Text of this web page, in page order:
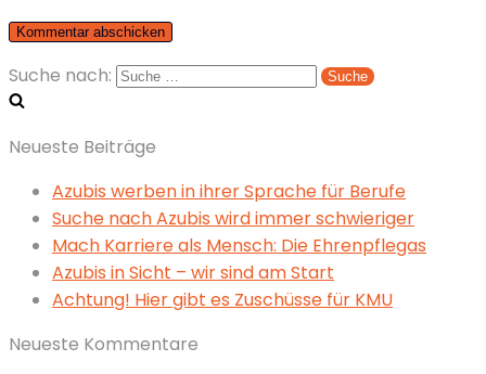
Suche nach:
Neueste Beiträge
Azubis werben in ihrer Sprache für Berufe
Suche nach Azubis wird immer schwieriger
Mach Karriere als Mensch: Die Ehrenpflegas
Azubis in Sicht – wir sind am Start
Achtung! Hier gibt es Zuschüsse für KMU
Neueste Kommentare